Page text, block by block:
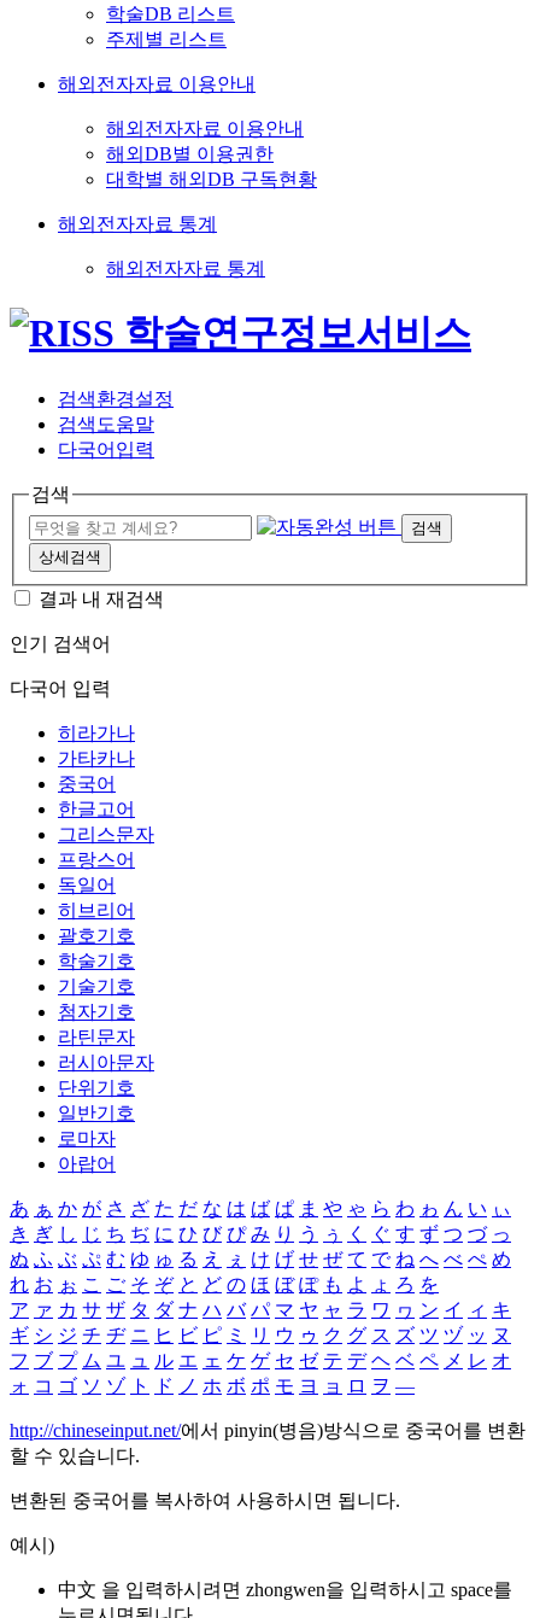
학술DB 리스트
주제별 리스트
해외전자자료 이용안내
해외전자자료 이용안내
해외DB별 이용권한
대학별 해외DB 구독현황
해외전자자료 통계
해외전자자료 통계
검색환경설정
검색도움말
다국어입력
검색
검색
상세검색
결과 내 재검색
인기 검색어
다국어 입력
히라가나
가타카나
중국어
한글고어
그리스문자
프랑스어
독일어
히브리어
괄호기호
학술기호
기술기호
첨자기호
라틴문자
러시아문자
단위기호
일반기호
로마자
아랍어
あ ぁ か が さ ざ た だ な は ば ぱ ま や ゃ ら わ ゎ ん い ぃ
き ぎ し じ ち ぢ に ひ び ぴ み り う ぅ く ぐ す ず つ づ っ
ぬ ふ ぶ ぷ む ゆ ゅ る え ぇ け げ せ ぜ て で ね へ べ ぺ め
れ お ぉ こ ご そ ぞ と ど の ほ ぼ ぽ も よ ょ ろ を
ア ァ カ サ ザ タ ダ ナ ハ バ パ マ ヤ ャ ラ ワ ヮ ン イ ィ キ
ギ シ ジ チ ヂ ニ ヒ ビ ピ ミ リ ウ ゥ ク グ ス ズ ツ ヅ ッ ヌ
フ ブ プ ム ユ ュ ル エ ェ ケ ゲ セ ゼ テ デ ヘ ベ ペ メ レ オ
ォ コ ゴ ソ ゾ ト ド ノ ホ ボ ポ モ ヨ ョ ロ ヲ ―
http://chineseinput.net/에서 pinyin(병음)방식으로 중국어를 변환
할 수 있습니다.
변환된 중국어를 복사하여 사용하시면 됩니다.
예시)
中文 을 입력하시려면 zhongwen을 입력하시고 space를